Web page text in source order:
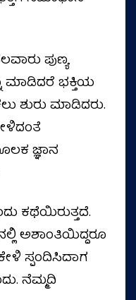
ಪುಣ್ಯ
ಮಾಡಿದರೆ ಭಕ್ತಿಯ
ಶುರು ಮಾಡಿದರು.
ಜ್ಞಾನ
ಕಥೆಯಿರುತ್ತದೆ.
ಅಶಾಂತಿಯಿದ್ದರೂ
ಸ್ಪಂದಿಸಿದಾಗ
ನೆಮ್ಮದಿ